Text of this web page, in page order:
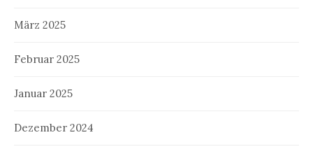
März 2025
Februar 2025
Januar 2025
Dezember 2024